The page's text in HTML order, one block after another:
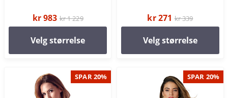
kr 983 kr 1 229
Velg størrelse
kr 271 kr 339
Velg størrelse
SPAR 20% SPAR 20%